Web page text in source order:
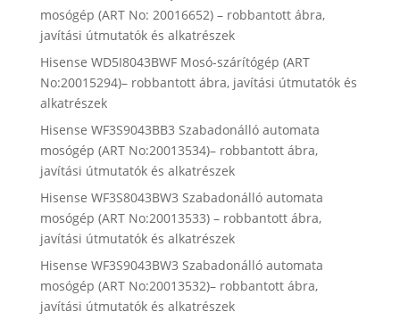
mosógép (ART No: 20016652) – robbantott ábra,
javítási útmutatók és alkatrészek
Hisense WD5I8043BWF Mosó-szárítógép (ART
No:20015294)– robbantott ábra, javítási útmutatók és
alkatrészek
Hisense WF3S9043BB3 Szabadonálló automata
mosógép (ART No:20013534)– robbantott ábra,
javítási útmutatók és alkatrészek
Hisense WF3S8043BW3 Szabadonálló automata
mosógép (ART No:20013533) – robbantott ábra,
javítási útmutatók és alkatrészek
Hisense WF3S9043BW3 Szabadonálló automata
mosógép (ART No:20013532)– robbantott ábra,
javítási útmutatók és alkatrészek